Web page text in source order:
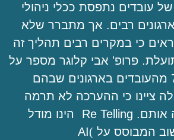
עובדים נתפסת ככלי ניהולי
רבים. אך מתברר שלא
כי במקרים רבים תהליך זה
פרופ' אבי קלוגר מספר על
מחקר שלפיו 70% מהעובדים בארגונים שבהם
ציינו כי ההערכה לא תרמה
אותם. Re Telling
הינו מודל
המבוסס על
AI(